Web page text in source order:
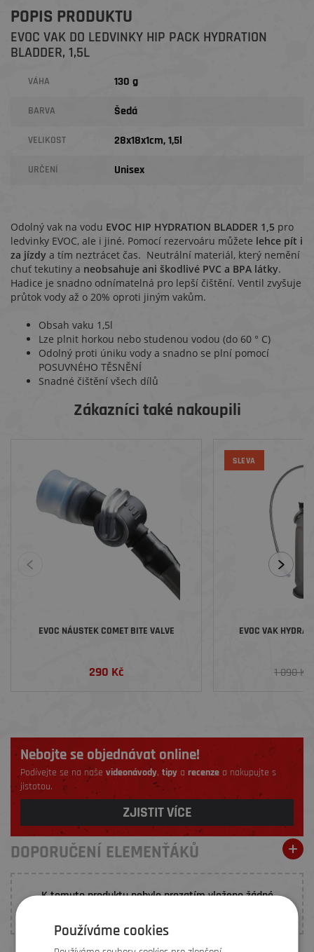
POPIS PRODUKTU
EVOC VAK DO LEDVINKY HIP PACK HYDRATION
BLADDER, 1,5L
VÁHA 130 g
BARVA Šedá
VELIKOST 28x18x1cm, 1,5l
URČENÍ Unisex
Odolný vak na vodu EVOC HIP HYDRATION BLADDER 1,5 pro
ledvinky EVOC, ale i jiné. Pomocí rezervoáru můžete lehce pít i
za jízdy a tím neztrácet čas. Neutrální materiál, který nemění
chuť tekutiny a neobsahuje ani škodlivé PVC a BPA látky.
Hadice je snadno odnímatelná pro lepší čištění. Ventil zvyšuje
průtok vody až o 20% oproti jiným vakům.
Obsah vaku 1,5l
Lze plnit horkou nebo studenou vodou (do 60 ° C)
Odolný proti úniku vody a snadno se plní pomocí
POSUVNÉHO TĚSNĚNÍ
Snadné čištění všech dílů
Zákazníci také nakoupili
EVOC NÁUSTEK COMET BITE VALVE
290 Kč
SLEVA
EVOC VAK
1 090 Kč
Nebojte se objednávat online!
Podívejte se na naše videonávody,tipy a recenzea nakupujte s
jistotou.
ZJISTIT VÍCE
DOPORUČENÍ ELEMENŤÁKŮ
K tomuto produktu nebylo prozatím vloženo žádné
Používáme cookies